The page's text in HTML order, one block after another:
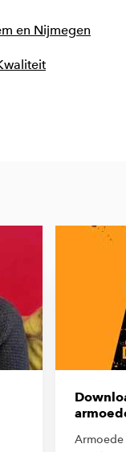
en Nijmegen